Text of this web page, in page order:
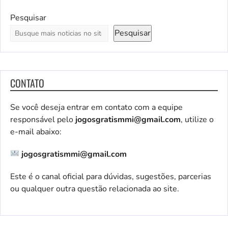
Pesquisar
Pesquisar
CONTATO
Se você deseja entrar em contato com a equipe
responsável pelo jogosgratismmi@gmail.com, utilize o
e-mail abaixo:
jogosgratismmi@gmail.com
Este é o canal oficial para dúvidas, sugestões, parcerias
ou qualquer outra questão relacionada ao site.